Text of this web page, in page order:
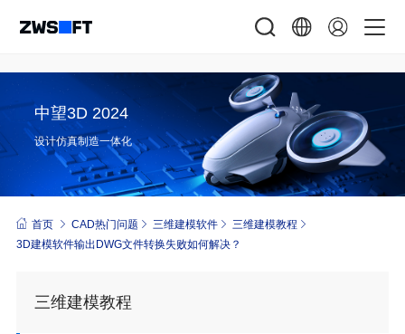
中望3D 2024
设计仿真制造一体化
首页 CAD热门问题 三维建模软件
三维建模教程
3D建模软件输出DWG文件转换失败如何解决？
三维建模教程